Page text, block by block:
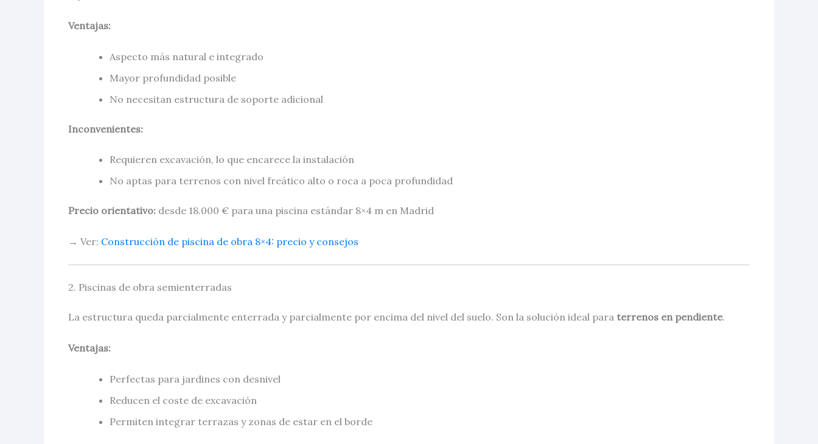
Ventajas:
Aspecto más natural e integrado
Mayor profundidad posible
No necesitan estructura de soporte adicional
Inconvenientes:
Requieren excavación, lo que encarece la instalación
No aptas para terrenos con nivel freático alto o roca a poca profundidad
Precio orientativo: desde 18.000 € para una piscina estándar 8×4 m en Madrid
→ Ver: Construcción de piscina de obra 8×4: precio y consejos
2. Piscinas de obra semienterradas
La estructura queda parcialmente enterrada y parcialmente por encima del nivel del suelo. Son la solución ideal para terrenos en pendiente.
Ventajas:
Perfectas para jardines con desnivel
Reducen el coste de excavación
Permiten integrar terrazas y zonas de estar en el borde